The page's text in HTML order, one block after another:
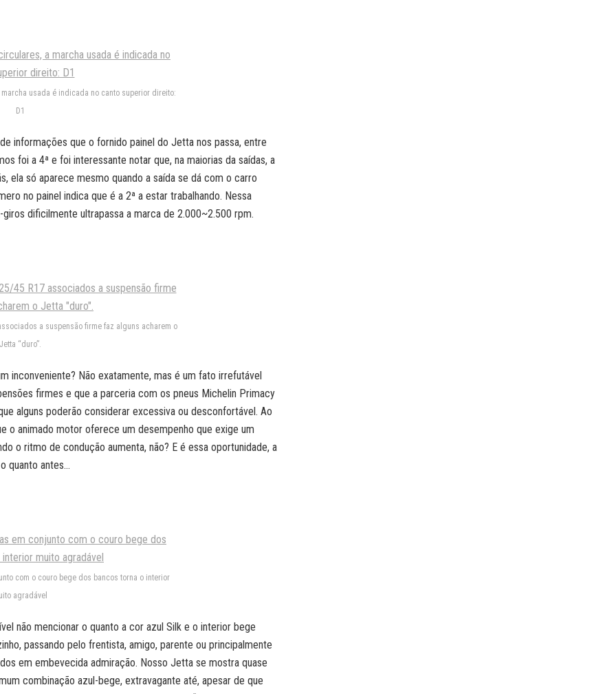
usada é indicada no canto superior direito:
D1
informações que o fornido painel do Jetta nos passa, entre
foi a 4ª e foi interessante notar que, na maiorias da saídas, a
ela só aparece mesmo quando a saída se dá com o carro
no painel indica que é a 2ª a estar trabalhando. Nessa
dificilmente ultrapassa a marca de 2.000~2.500 rpm.
a suspensão firme faz alguns acharem o
Jetta “duro”.
inconveniente? Não exatamente, mas é um fato irrefutável
firmes e que a parceria com os pneus Michelin Primacy
alguns poderão considerar excessiva ou desconfortável. Ao
animado motor oferece um desempenho que exige um
o ritmo de condução aumenta, não? E é essa oportunidade, a
quanto antes…
com o couro bege dos bancos torna o interior
agradável
não mencionar o quanto a cor azul Silk e o interior bege
passando pelo frentista, amigo, parente ou principalmente
em embevecida admiração. Nosso Jetta se mostra quase
combinação azul-bege, extravagante até, apesar de que